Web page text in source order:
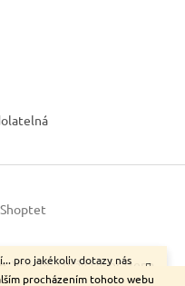
procházením tohoto webu
pro jakékoliv dotazy nás
. Všechna práva vyhrazena.